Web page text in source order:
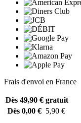
Frais d'envoi en France
Dès 49,90 € gratuit
Dès 0,00 € 5,90 €